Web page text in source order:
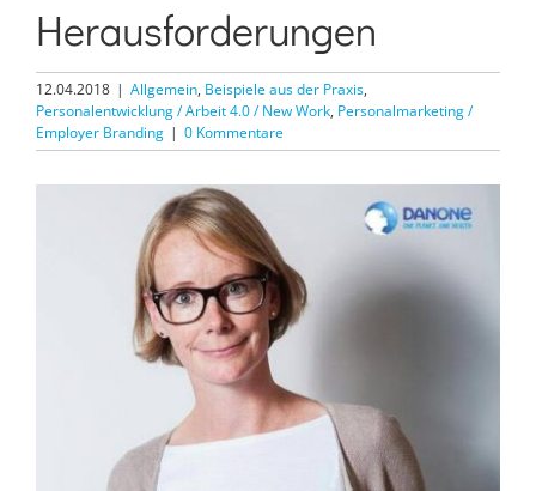
Herausforderungen
12.04.2018 | Allgemein, Beispiele aus der Praxis,
Personalentwicklung / Arbeit 4.0 / New Work, Personalmarketing /
Employer Branding | 0 Kommentare